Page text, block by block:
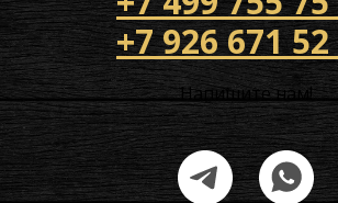
+7 926 671
Напишите нам!